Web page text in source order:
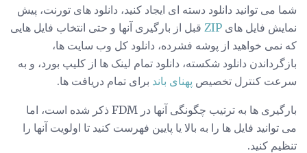
شما می توانید دانلود دسته ای ایجاد کنید، دانلود های تورنت، پیش
نمایش فایل های ZIP قبل از بارگیری آنها و حتی انتخاب فایل هایی
که نمی خواهید از پوشه فشرده، دانلود کل وب سایت ها،
بازگرداندن دانلود شکسته، دانلود تمام لینک ها از کلیپ بورد، و به
سرعت کنترل تخصیص پهنای باند برای تمام دریافت ها.
بارگیری ها به ترتیب چگونگی آنها در FDM ذکر شده است، اما
می توانید فایل ها را به بالا یا پایین فهرست کنید تا اولویت آنها را
تنظیم کنید.